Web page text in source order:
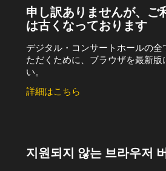
申し訳ありませんが、ご
は古くなっております
デジタル・コンサートホールの全
ただくために、ブラウザを最新版
い。
詳細はこちら
지원되지 않는 브라우저